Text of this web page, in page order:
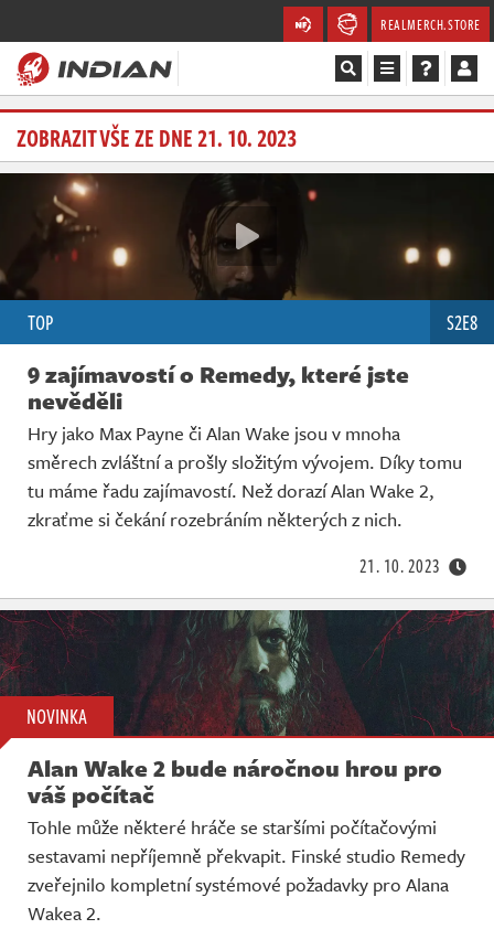
REALMERCH.STORE
Magazín
Recenze
Videa
Soutěže
Databáze
Komunita
Redakce
Živě
ZOBRAZIT VŠE ZE DNE 21. 10. 2023
TOP S2E8
9 zajímavostí o Remedy, které jste
nevěděli
Hry jako Max Payne či Alan Wake jsou v mnoha
směrech zvláštní a prošly složitým vývojem. Díky tomu
tu máme řadu zajímavostí. Než dorazí Alan Wake 2,
zkraťme si čekání rozebráním některých z nich.
21. 10. 2023
NOVINKA
Alan Wake 2 bude náročnou hrou pro
váš počítač
Tohle může některé hráče se staršími počítačovými
sestavami nepříjemně překvapit. Finské studio Remedy
zveřejnilo kompletní systémové požadavky pro Alana
Wakea 2.